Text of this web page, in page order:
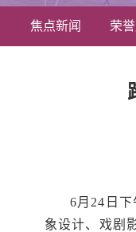
焦点新闻 荣
6月24日
象设计、戏剧